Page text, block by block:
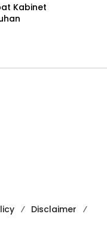
Kabinet
Disclaimer